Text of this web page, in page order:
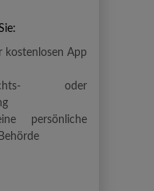
kostenlosen App
oder
persönliche